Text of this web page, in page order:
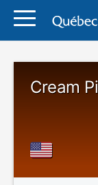
Cream